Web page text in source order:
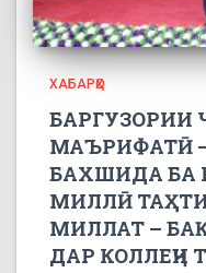
ХАБАРҲО
БАРГУЗОРИИ
МАЪРИФАТӢ
БАХШИДА БА
МИЛЛӢ
МИЛЛАТ –
ДАР КОЛЛЕҶИ